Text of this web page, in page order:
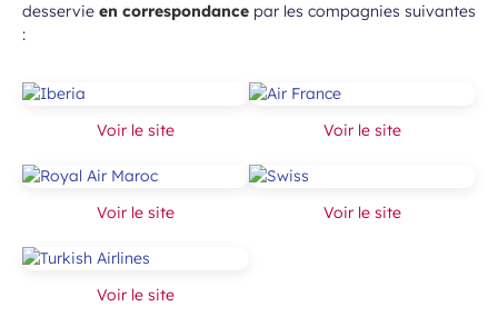
desservie en correspondance par les compagnies suivantes
:
Voir le site Voir le site
Voir le site Voir le site
Voir le site